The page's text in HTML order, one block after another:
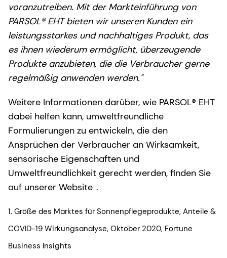
voranzutreiben. Mit der Markteinführung von
PARSOL® EHT bieten wir unseren Kunden ein
leistungsstarkes und nachhaltiges Produkt, das
es ihnen wiederum ermöglicht, überzeugende
Produkte anzubieten, die die Verbraucher gerne
regelmäßig anwenden werden."
Weitere Informationen darüber, wie PARSOL® EHT
dabei helfen kann, umweltfreundliche
Formulierungen zu entwickeln, die den
Ansprüchen der Verbraucher an Wirksamkeit,
sensorische Eigenschaften und
Umweltfreundlichkeit gerecht werden, finden Sie
auf unserer Website .
1. Größe des Marktes für Sonnenpflegeprodukte, Anteile &
COVID-19 Wirkungsanalyse, Oktober 2020, Fortune
Business Insights